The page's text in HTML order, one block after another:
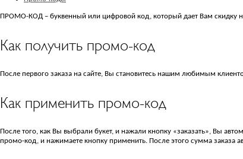
ПРОМО-КОД – буквенный или цифровой код, который дает Вам скидку
Как получить промо-код
После первого заказа на сайте, Вы становитесь нашим любимым
Как применить промо-код
После того, как Вы выбрали букет, и нажали кнопку «заказать», Вы
промо-код, и нажимаете кнопку применить. После этого сумма заказа